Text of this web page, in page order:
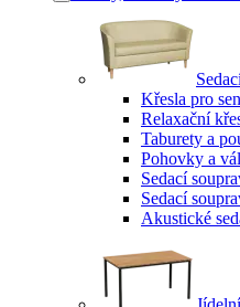
Křesla pro
Relaxační
Taburety a
Pohovky a
Sedací
Sedací
Akustické